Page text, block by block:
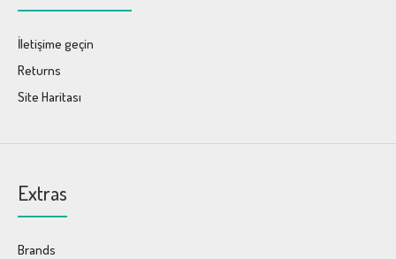
İletişime geçin
Returns
Site Haritası
Extras
Brands